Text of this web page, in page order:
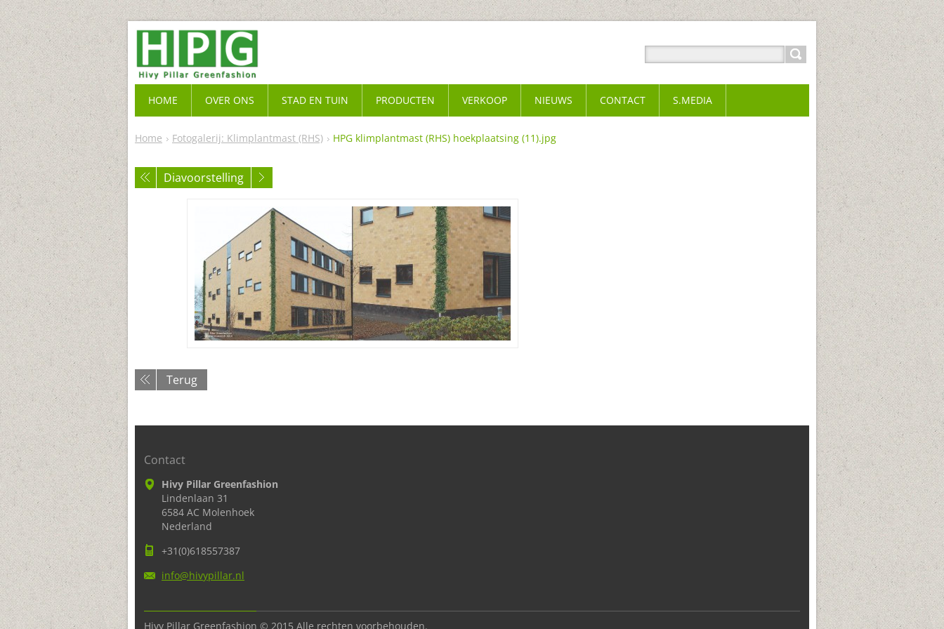
Home Fotogalerij: Klimplantmast (RHS) HPG klimplantmast (RHS) hoekplaatsing (11).jpg
Diavoorstelling
Terug
HOME OVER ONS STAD EN TUIN PRODUCTEN VERKOOP NIEUWS CONTACT S.MEDIA
Contact
Hivy Pillar Greenfashion
Lindenlaan 31
6584 AC Molenhoek
Nederland
+31(0)618557387
info@hivypillar.nl
Hivy Pillar Greenfashion © 2015 Alle rechten voorbehouden.